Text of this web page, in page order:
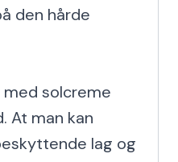
den hårde
solcreme
At man kan
lag og